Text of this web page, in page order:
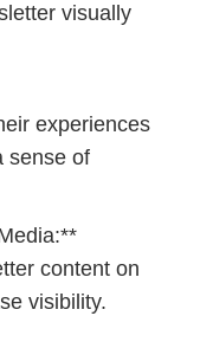
visually
experiences
sense of
content on
visibility.